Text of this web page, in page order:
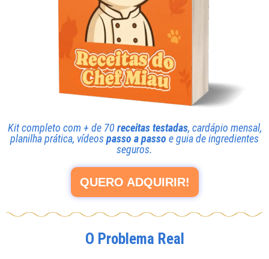
Kit completo com + de 70 receitas testadas, cardápio mensal,
planilha prática, vídeospasso a passo e guia de ingredientes
seguros.
QUERO ADQUIRIR!
O Problema Real